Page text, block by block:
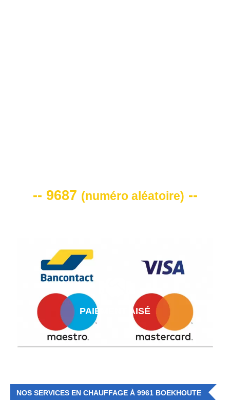
-- 9687 (numéro aléatoire) --
PAIEMENT AISÉ
NOS SERVICES EN CHAUFFAGE À 9961 BOEKHOUTE